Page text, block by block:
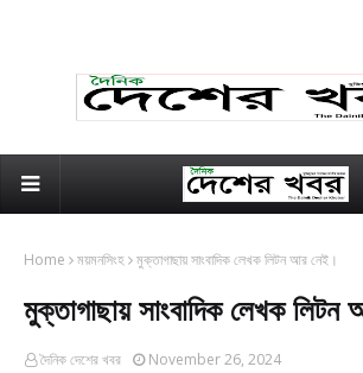
Home ময়মনসিংহ মুক্তাগাছায় সাংবাদিক লেখক লিটন আর নেই।
মুক্তাগাছায় সাংবাদিক লেখক
দৈনিক দেশের খবর November 26, 2024